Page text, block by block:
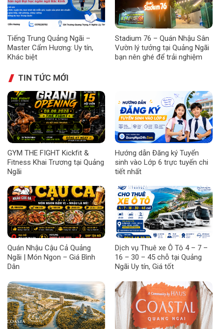
Tiếng Trung Quảng Ngãi –
Master Cẩm Hương: Uy tín,
Khác biệt
Stadium 76 – Quán Nhậu Sân
Vườn lý tưởng tại Quảng Ngãi
bạn nên ghé để trải nghiệm
TIN TỨC MỚI
GYM THE FIGHT Kickfit &
Fitness Khai Trương tại Quảng
Ngãi
Hướng dẫn Đăng ký Tuyển
sinh vào Lớp 6 trực tuyến chi
tiết nhất
Quán Nhậu Cậu Cả Quảng
Ngãi | Món Ngon – Giá Bình
Dân
Dịch vụ Thuê xe Ô Tô 4 – 7 –
16 – 30 – 45 chỗ tại Quảng
Ngãi Uy tín, Giá tốt